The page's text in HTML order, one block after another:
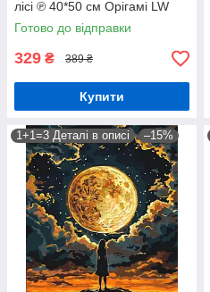
лісі ℗ 40*50 см Орігамі LW
3062
Готово до відправки
329 ₴ 389 ₴
Купити
1+1=3 Деталі в описі –15%